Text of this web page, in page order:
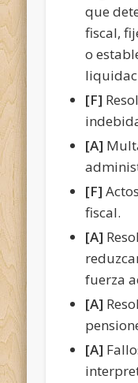
que
fiscal,
o
[F]
[A]
[F]
fiscal.
[A]
fuerza
[A]
[A]